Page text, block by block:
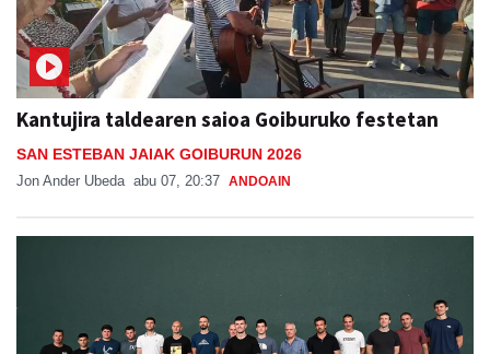
Kantujira taldearen saioa Goiburuko festetan
SAN ESTEBAN JAIAK GOIBURUN 2026
Jon Ander Ubeda abu 07, 20:37 ANDOAIN